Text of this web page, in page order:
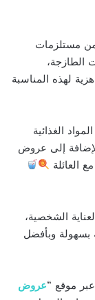
من مستلزمات
الطازجة،
لهذه المناسبة
الغذائية
إلى عروض
العائلة
الشخصية،
بسهولة وبأفضل
موقع “عروض